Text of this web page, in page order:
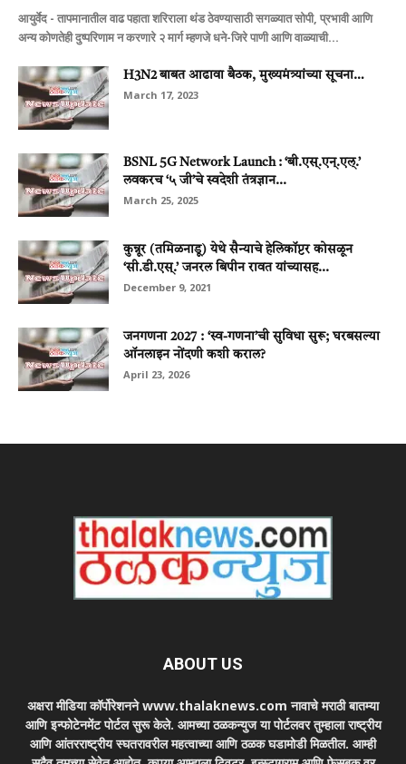
आयुर्वेद - तापमानातील वाढ पहाता शरिराला थंड ठेवण्यासाठी सगळ्यात सोपी, प्रभावी आणि
अन्य कोणतेही दुष्परिणाम न करणारे २ मार्ग म्हणजे धने-जिरे पाणी आणि वाळ्याची...
H3N2 बाबत आढावा बैठक, मुख्यमंत्र्यांच्या सूचना…
March 17, 2023
BSNL 5G Network Launch : ‘बी.एस्.एन्.एल्.’
लवकरच ‘५ जी’चे स्वदेशी तंत्रज्ञान...
March 25, 2025
कुन्नूर (तमिळनाडू) येथे सैन्याचे हेलिकॉप्टर कोसळून
‘सी.डी.एस्.’ जनरल बिपीन रावत यांच्यासह...
December 9, 2021
जनगणना 2027 : ‘स्व-गणना’ची सुविधा सुरू; घरबसल्या
ऑनलाइन नोंदणी कशी कराल?
April 23, 2026
ABOUT US
अक्षरा मीडिया कॉर्पोरेशनने www.thalaknews.com नावाचे मराठी बातम्या
आणि इन्फोटेनमेंट पोर्टल सुरू केले. आमच्या ठळकन्युज या पोर्टलवर तुम्हाला राष्ट्रीय
आणि आंतरराष्ट्रीय स्घतरावरील महत्वाच्या आणि ठळक घडामोडी मिळतील. आम्ही